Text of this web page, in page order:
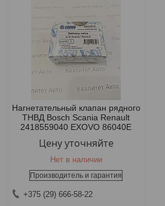
Нагнетательный клапан рядного
ТНВД Bosch Scania Renault
2418559040 EXOVO 86040E
Цену уточняйте
Нет в наличии
Производитель и гарантия
+375 (29) 666-58-22